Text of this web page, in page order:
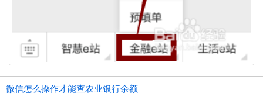
微信怎么操作才能查农业银行余额